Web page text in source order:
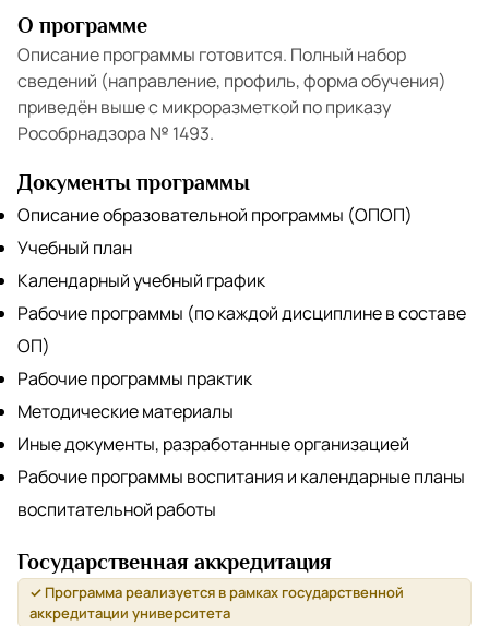
О программе
Описание программы готовится. Полный набор
сведений (направление, профиль, форма обучения)
приведён выше с микроразметкой по приказу
Рособрнадзора № 1493.
Документы программы
Описание образовательной программы (ОПОП)
Учебный план
Календарный учебный график
Рабочие программы (по каждой дисциплине в составе
ОП)
Рабочие программы практик
Методические материалы
Иные документы, разработанные организацией
Рабочие программы воспитания и календарные планы
воспитательной работы
Государственная аккредитация
✓ Программа реализуется в рамках государственной
аккредитации университета